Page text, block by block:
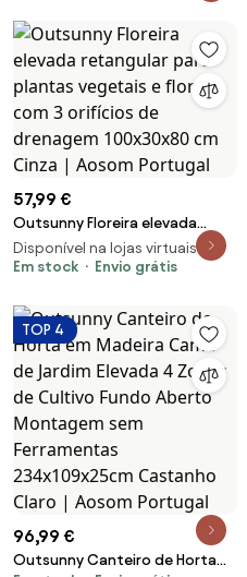
120 x 40 x 37cm Castanho |
Aosom Portugal
57,99 €
Outsunny Floreira elevada
retangular para plantas
vegetais e flores com 3
100x30x80 cm Cinza | Aosom
Portugal
Disponível na lojas virtuais 2
Em stock
Envio grátis
TOP 4
96,99 €
Outsunny Canteiro de Horta